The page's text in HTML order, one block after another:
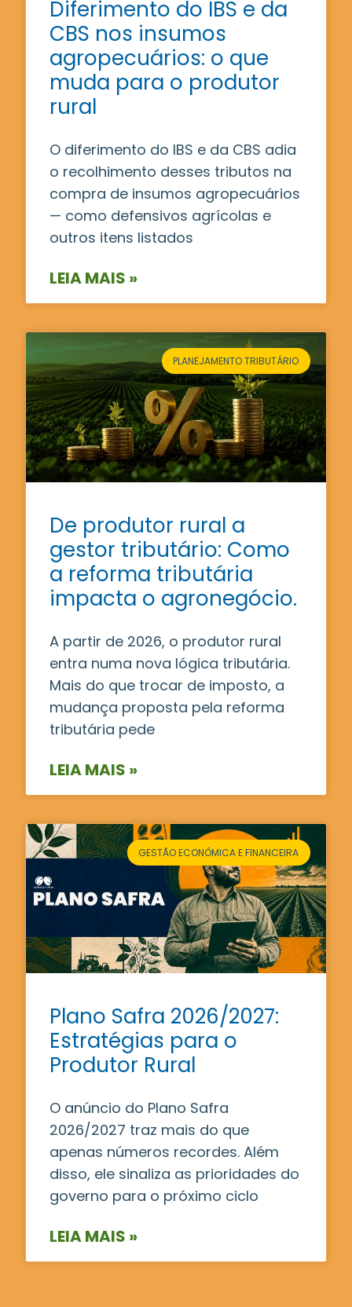
Diferimento do IBS e da
CBS nos insumos
agropecuários: o que
muda para o produtor
rural
O diferimento do IBS e da CBS adia
o recolhimento desses tributos na
compra de insumos agropecuários
— como defensivos agrícolas e
outros itens listados
LEIA MAIS »
PLANEJAMENTO TRIBUTÁRIO
De produtor rural a
gestor tributário: Como
a reforma tributária
impacta o agronegócio.
A partir de 2026, o produtor rural
entra numa nova lógica tributária.
Mais do que trocar de imposto, a
mudança proposta pela reforma
tributária pede
LEIA MAIS »
GESTÃO ECONÔMICA E FINANCEIRA
Plano Safra 2026/2027:
Estratégias para o
Produtor Rural
O anúncio do Plano Safra
2026/2027 traz mais do que
apenas números recordes. Além
disso, ele sinaliza as prioridades do
governo para o próximo ciclo
LEIA MAIS »